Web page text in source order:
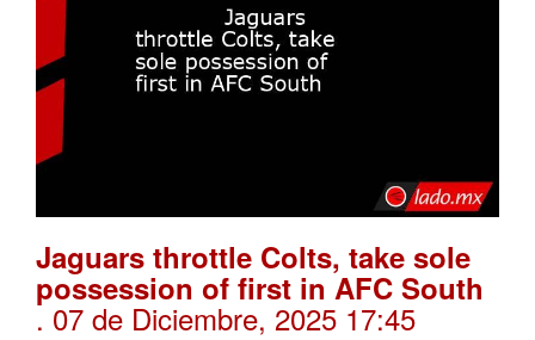
Jaguars throttle Colts, take sole
possession of first in AFC South
. 07 de Diciembre, 2025 17:45